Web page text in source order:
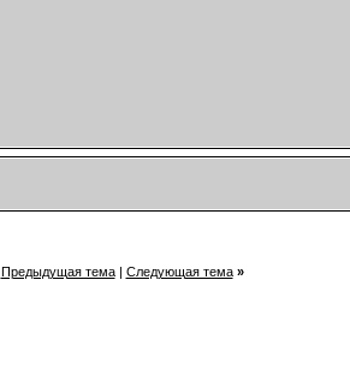
Предыдущая тема| Следующая тема »